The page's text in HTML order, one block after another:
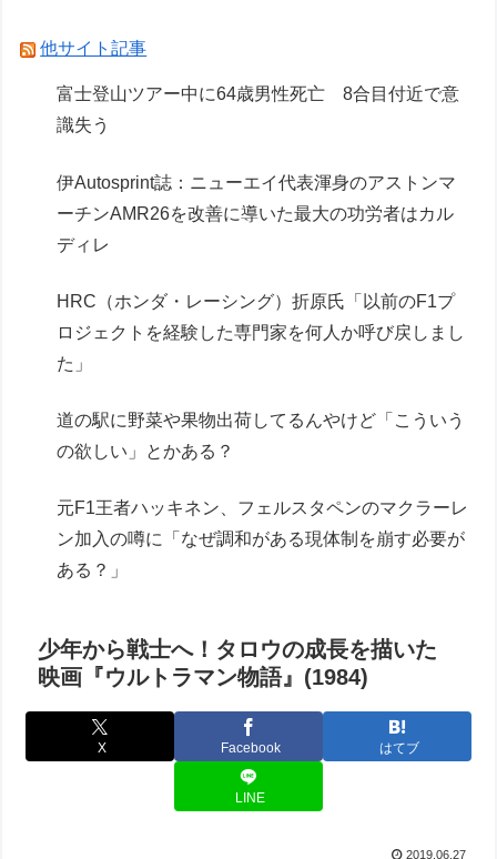
ドラゴンボールの敵でデカくて強い奴っていた？
【悲報】週間少年ジャンプのグッズ(43億円分)を
注文し全てキャンセルした女逮捕ｗｗｗｗｗｗｗ
Powered by livedoor 相互RSS
他サイト記事
富士登山ツアー中に64歳男性死亡 8合目付近で意
識失う
伊Autosprint誌：ニューエイ代表渾身のアストンマ
ーチンAMR26を改善に導いた最大の功労者はカル
ディレ
HRC（ホンダ・レーシング）折原氏「以前のF1プ
ロジェクトを経験した専門家を何人か呼び戻しまし
た」
道の駅に野菜や果物出荷してるんやけど「こういう
の欲しい」とかある？
元F1王者ハッキネン、フェルスタペンのマクラーレ
ン加入の噂に「なぜ調和がある現体制を崩す必要が
ある？」
少年から戦士へ！タロウの成長を描いた
映画『ウルトラマン物語』(1984)
X Facebook はてブ
LINE
2019.06.27